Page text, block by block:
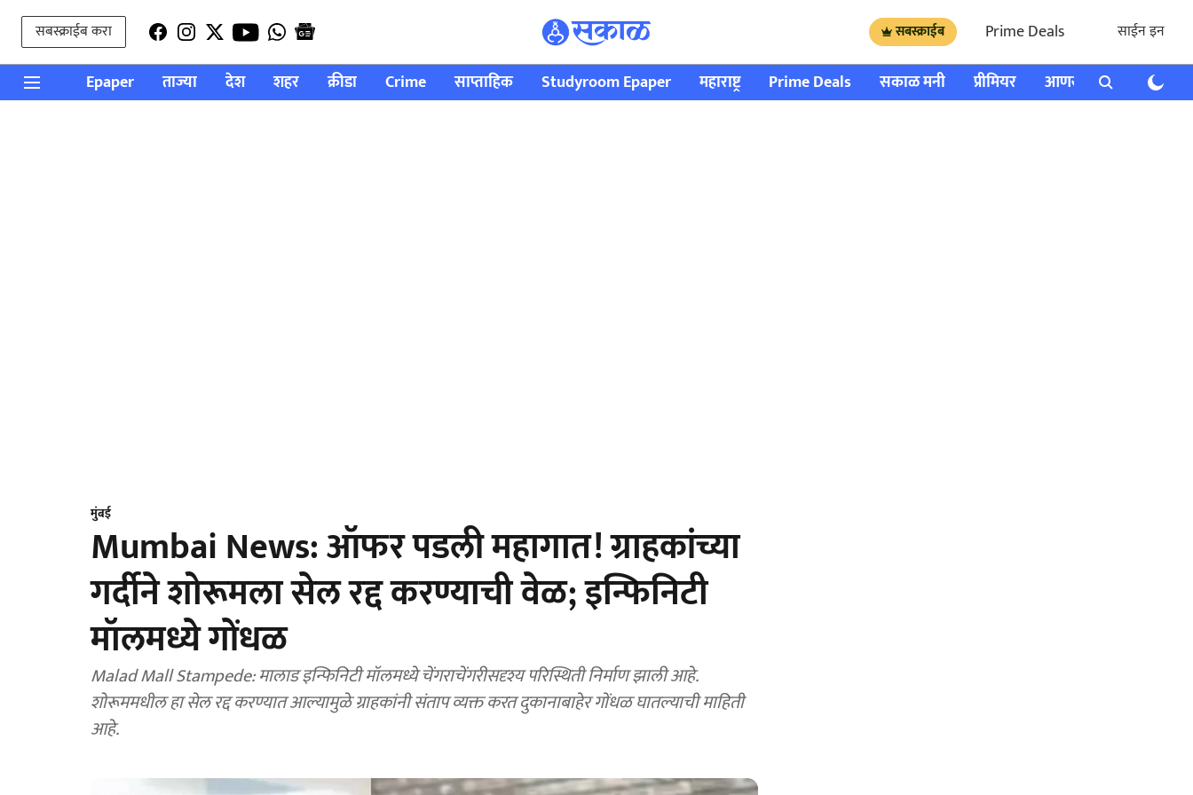
सबस्क्राईब करा सबस्क्राईब Prime Deals साईन इन
Epaper ताज्या देश शहर क्रीडा Crime साप्ताहिक Studyroom Epaper महाराष्ट्र Prime Deals सकाळ मनी प्रीमियर आणखी राशी भविष्य
मुंबई
Mumbai News: ऑफर पडली महागात! ग्राहकांच्या
गर्दीने शोरूमला सेल रद्द करण्याची वेळ; इन्फिनिटी
मॉलमध्ये गोंधळ
Malad Mall Stampede: मालाड इन्फिनिटी मॉलमध्ये चेंगराचेंगरीसदृश्य परिस्थिती निर्माण झाली आहे.
शोरूममधील हा सेल रद्द करण्यात आल्यामुळे ग्राहकांनी संताप व्यक्त करत दुकानाबाहेर गोंधळ घातल्याची माहिती
आहे.